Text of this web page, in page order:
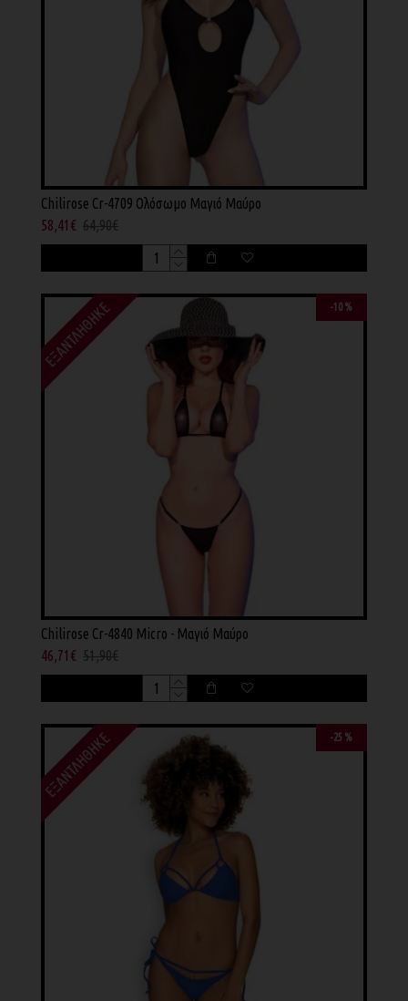
Chilirose Cr-4709 Ολόσωμο Μαγιό Μαύρο
58,41€ 64,90€
-10 %
ΕΞΑΝΤΛΉΘΗΚΕ
Chilirose Cr-4840 Micro - Μαγιό Μαύρο
46,71€ 51,90€
-25 %
ΕΞΑΝΤΛΉΘΗΚΕ